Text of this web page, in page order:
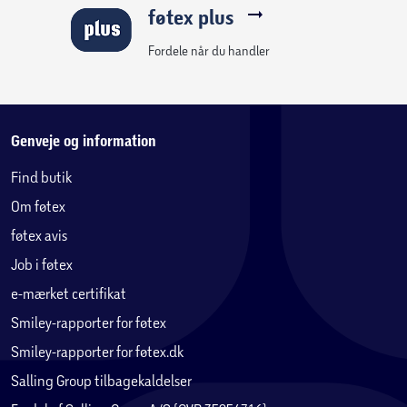
Service
Cykelmakker er vores partner når din cykel kræver service,
app. Her kan du gemme din kvittering, billede af cyklen
notifikationer bl.a. omkring vedligehold af din cykel.
App’en hedder Cykelmakker og kan hentes i både App
Store og Google Play.
Det er dit ansvar at få noteret dit stelnummer, hvis din
cykel skulle blive stjålet. Stelnummeret står under kranken
på cyklen, og starter med WBL.
Levering
føtex plus
Fordele når du handler
Genveje og information
Find butik
Om føtex
føtex avis
Job i føtex
e-mærket certifikat
Smiley-rapporter for føtex
Smiley-rapporter for føtex.dk
Salling Group tilbagekaldelser